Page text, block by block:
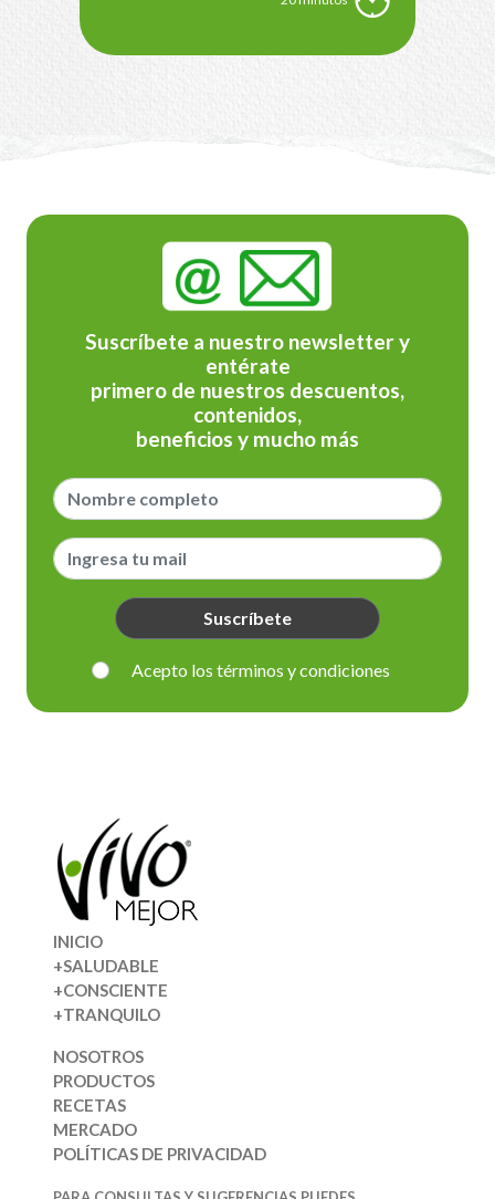
Suscríbete a nuestro newsletter y
entérate
primero de nuestros descuentos,
contenidos,
beneficios y mucho más
Suscríbete
Acepto los términos y condiciones
INICIO
+SALUDABLE
+CONSCIENTE
+TRANQUILO
NOSOTROS
PRODUCTOS
RECETAS
MERCADO
POLÍTICAS DE PRIVACIDAD